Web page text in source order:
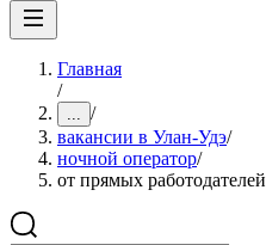
Главная
/
... /
вакансии в Улан-Удэ/
ночной оператор/
от прямых работодателей